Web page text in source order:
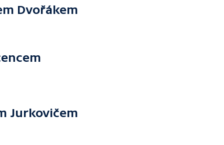
Dvořákem
Jurkovičem